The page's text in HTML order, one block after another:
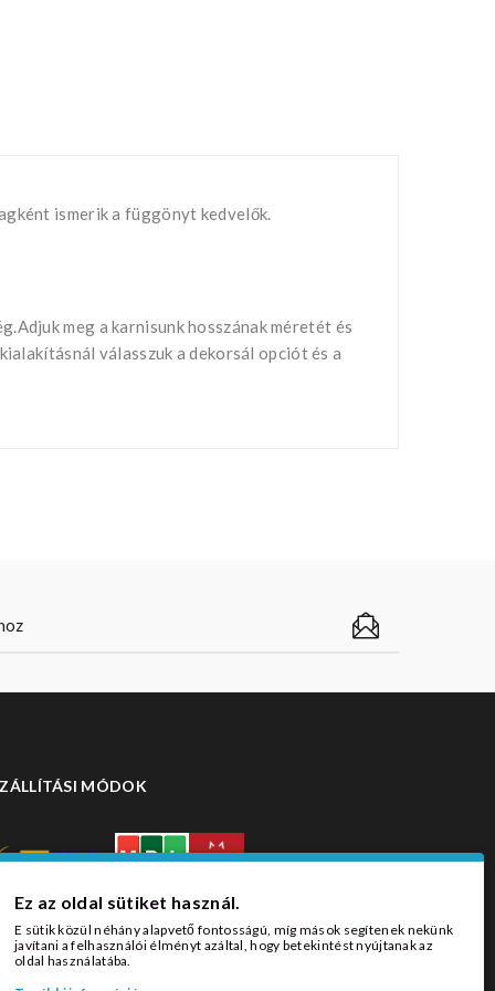
ismerik a függönyt kedvelők.
meg a karnisunk hosszának méretét és
válasszuk a dekorsál opciót és a
MÓDOK
Ez az oldal sütiket használ.
E sütik közül néhány alapvető fontosságú, míg mások segítenek nekünk
javítani a felhasználói élményt azáltal, hogy betekintést nyújtanak az
oldal használatába.